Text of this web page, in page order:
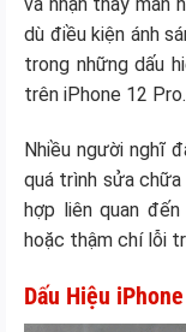
dù điều kiện ánh
trong những dấu
trên iPhone 12 Pro.
Nhiều người nghĩ
quá trình sửa
hợp liên quan
hoặc thậm chí lỗi
Dấu Hiệu